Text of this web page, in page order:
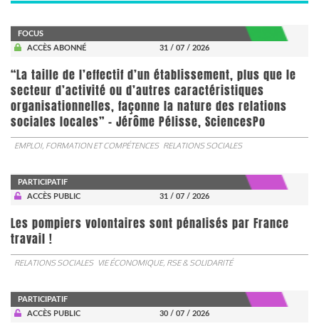
FOCUS
ACCÈS ABONNÉ
31 / 07 / 2026
“La taille de l’effectif d’un établissement, plus que le
secteur d’activité ou d’autres caractéristiques
organisationnelles, façonne la nature des relations
sociales locales” - Jérôme Pélisse, SciencesPo
EMPLOI, FORMATION ET COMPÉTENCES RELATIONS SOCIALES
PARTICIPATIF
ACCÈS PUBLIC
31 / 07 / 2026
Les pompiers volontaires sont pénalisés par France
travail !
RELATIONS SOCIALES VIE ÉCONOMIQUE, RSE & SOLIDARITÉ
PARTICIPATIF
ACCÈS PUBLIC
30 / 07 / 2026